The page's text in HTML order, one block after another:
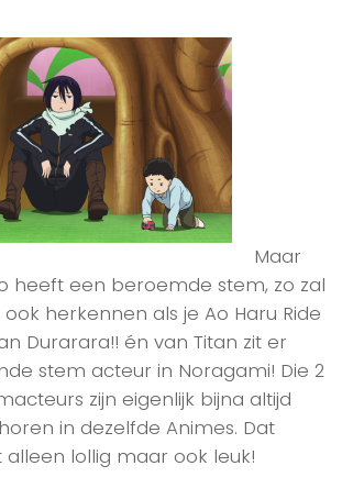
Maar
heeft een beroemde stem, zo zal
ook herkennen als je Ao Haru Ride
Durarara!! én van Titan zit er
stem acteur in Noragami! Die 2
zijn eigenlijk bijna altijd
in dezelfde Animes. Dat
lollig maar ook leuk!